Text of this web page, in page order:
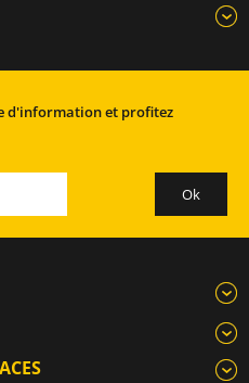
d'information et profitez